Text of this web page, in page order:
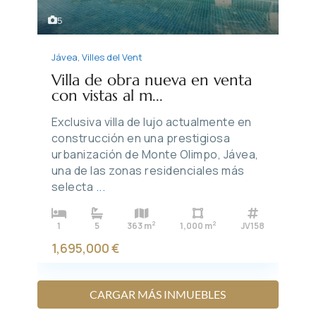
5
Jávea, Villes del Vent
Villa de obra nueva en venta
con vistas al m...
Exclusiva villa de lujo actualmente en
construcción en una prestigiosa
urbanización de Monte Olimpo, Jávea,
una de las zonas residenciales más
selecta ...
1 5 363 m2 1,000 m2 JV158
1,695,000 €
CARGAR MÁS INMUEBLES